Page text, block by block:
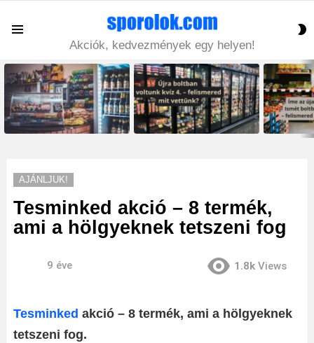
Akciók, kedvezmények egy helyen!
LATEST
STORIES
AJÁNLJUK!
Tesminked akció – 8 termék,
ami a hölgyeknek tetszeni fog
9 éve 1.8k Views
Tesminked akció – 8 termék, ami a hölgyeknek
tetszeni fog.